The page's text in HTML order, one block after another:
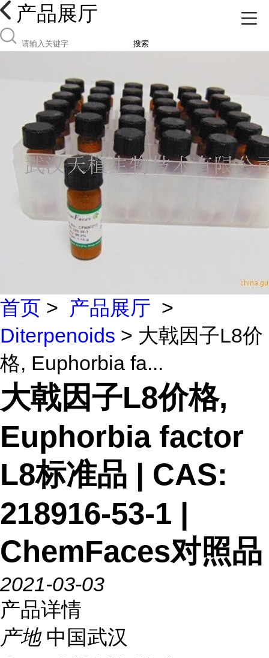
产品展厅
搜索
首页 > 产品展厅 >
Diterpenoids > 大戟因子L8价
格, Euphorbia fa...
大戟因子L8价格,
Euphorbia factor
L8标准品 | CAS:
218916-53-1 |
ChemFaces对照品
2021-03-03
产品详情
产地 中国武汉